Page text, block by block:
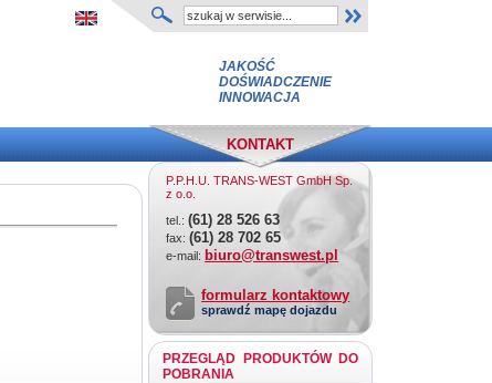
JAKOŚĆ
DOŚWIADCZENIE
INNOWACJA
KONTAKT
P.P.H.U. TRANS-WEST GmbH Sp.
z o.o.
tel.:(61) 28 526 63
fax:(61) 28 702 65
e-mail: biuro@transwest.pl
formularz kontaktowy
sprawdź mapę dojazdu
PRZEGLĄD PRODUKTÓW DO
POBRANIA